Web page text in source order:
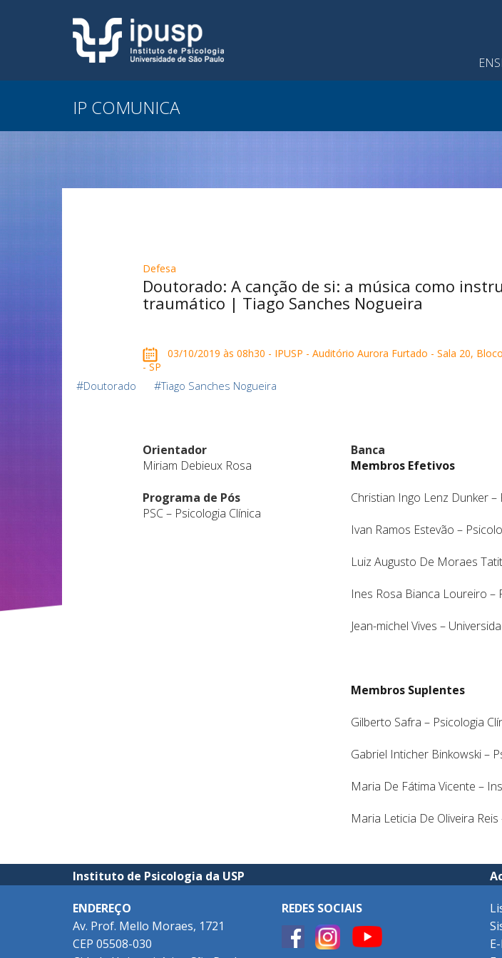
IP COMUNICA
Defesa
Doutorado: A canção de si: a música como
traumático | Tiago Sanches Nogueira
03/10/2019 às 08h30 - IPUSP - Auditório Aurora Furtado - Sala 20,
- SP
#Doutorado #Tiago Sanches Nogueira
Orientador
Miriam Debieux Rosa
Programa de Pós
PSC – Psicologia Clínica
Banca
Membros Efetivos
Christian Ingo Lenz Dunker –
Ivan Ramos Estevão –
Luiz Augusto De Moraes
Ines Rosa Bianca Loureiro –
Jean-michel Vives –
Membros Suplentes
Gilberto Safra – Psicologia
Gabriel Inticher Binkowski –
Maria De Fátima Vicente –
Maria Leticia De Oliveira
Instituto de Psicologia da USP
ENDEREÇO
Av. Prof. Mello Moraes, 1721
CEP 05508-030
REDES SOCIAIS